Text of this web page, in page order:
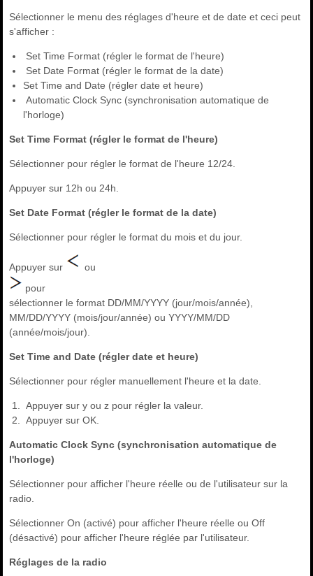
Sélectionner le menu des réglages d'heure et de date et ceci peut
s'afficher :
Set Time Format (régler le format de l'heure)
Set Date Format (régler le format de la date)
Set Time and Date (régler date et heure)
Automatic Clock Sync (synchronisation automatique de
l'horloge)
Set Time Format (régler le format de l'heure)
Sélectionner pour régler le format de l'heure 12/24.
Appuyer sur 12h ou 24h.
Set Date Format (régler le format de la date)
Sélectionner pour régler le format du mois et du jour.
Appuyer sur
ou
pour
sélectionner le format DD/MM/YYYY (jour/mois/année),
MM/DD/YYYY (mois/jour/année) ou YYYY/MM/DD
(année/mois/jour).
Set Time and Date (régler date et heure)
Sélectionner pour régler manuellement l'heure et la date.
Appuyer sur y ou z pour régler la valeur.
Appuyer sur OK.
Automatic Clock Sync (synchronisation automatique de
l'horloge)
Sélectionner pour afficher l'heure réelle ou de l'utilisateur sur la
radio.
Sélectionner On (activé) pour afficher l'heure réelle ou Off
(désactivé) pour afficher l'heure réglée par l'utilisateur.
Réglages de la radio